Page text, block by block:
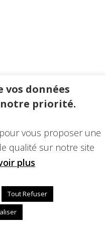
vos données
notre priorité.
vous proposer une
qualité sur notre site
plus
Tout Refuser